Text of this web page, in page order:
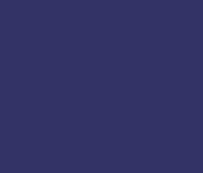
webbplats, öppnas